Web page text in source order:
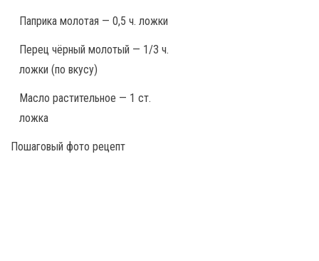
Паприка молотая — 0,5 ч. ложки
Перец чёрный молотый — 1/3 ч.
ложки (по вкусу)
Масло растительное — 1 ст.
ложка
Пошаговый фото рецепт